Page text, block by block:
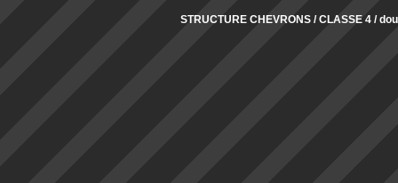
STRUCTURE CHEVRONS / CLASSE 4 /